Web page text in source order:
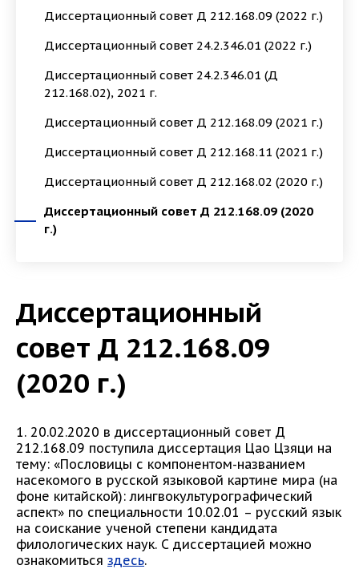
Диссертационный совет Д 212.168.09 (2022 г.)
Диссертационный совет 24.2.346.01 (2022 г.)
Диссертационный совет 24.2.346.01 (Д
212.168.02), 2021 г.
Диссертационный совет Д 212.168.09 (2021 г.)
Диссертационный совет Д 212.168.11 (2021 г.)
Диссертационный совет Д 212.168.02 (2020 г.)
Диссертационный совет Д 212.168.09 (2020
г.)
Диссертационный
совет Д 212.168.09
(2020 г.)
1. 20.02.2020 в диссертационный совет Д
212.168.09 поступила диссертация Цао Цзяци на
тему: «Пословицы с компонентом-названием
насекомого в русской языковой картине мира (на
фоне китайской): лингвокультурографический
аспект» по специальности 10.02.01 – русский язык
на соискание ученой степени кандидата
филологических наук. С диссертацией можно
ознакомиться здесь.